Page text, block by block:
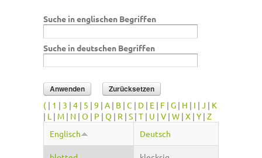
Suche in englischen Begriffen
Suche in deutschen Begriffen
( | 1 | 3 | 4 | 5 | 9 | A | B | C | D | E | F | G | H | I | J | K
| L | M | N | O | P | Q | R | S | T | U | V | W | X | Y | Z
Englisch
Deutsch